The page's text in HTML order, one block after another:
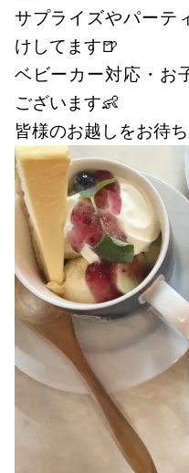
サプライズやパーテ
けしてます🍺
ベビーカー対応・お
ございます👶
皆様のお越しをお待ち